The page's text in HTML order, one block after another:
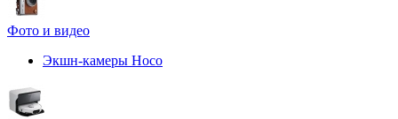
Фото и видео
Экшн-камеры Hoco